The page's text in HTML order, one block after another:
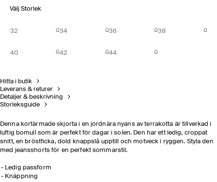
Välj Storlek
32 34 36 38
40 42 44
Hitta i butik
Leverans & returer
Detaljer & beskrivning
Storleksguide
Denna kortärmade skjorta i en jordnära nyans av terrakotta är tillverkad i
luftig bomull som är perfekt för dagar i solen. Den har ett ledig, croppat
snitt, en bröstficka, dold knappslå upptill och motveck i ryggen. Styla den
med jeansshorts för en perfekt sommarstil.
Ledig passform
Knäppning